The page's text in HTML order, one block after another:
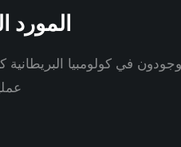
المورد
في كولومبيا البريطانية